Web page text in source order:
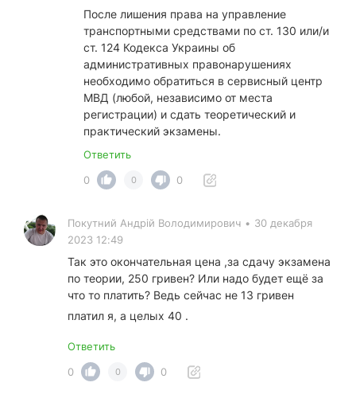
После лишения права на управление
транспортными средствами по ст. 130 или/и
ст. 124 Кодекса Украины об
административных правонарушениях
необходимо обратиться в сервисный центр
МВД (любой, независимо от места
регистрации) и сдать теоретический и
практический экзамены.
Ответить
0
0 0
Покутний Андрiй Володимирович • 30 декабря
2023 12:49
Так это окончательная цена ,за сдачу экзамена
по теории, 250 гривен? Или надо будет ещё за
что то платить? Ведь сейчас не 13 гривен
платил я, а целых 40 .
Ответить
0
0 0